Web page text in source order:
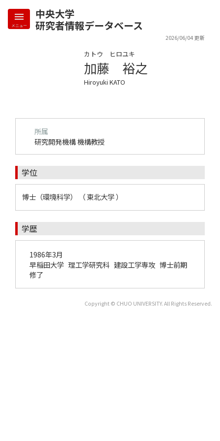
中央大学
研究者情報データベース
メニュー
2026/06/04 更新
カトウ ヒロユキ
加藤 裕之
Hiroyuki KATO
所属
研究開発機構 機構教授
学位
博士（環境科学） （ 東北大学 ）
学歴
1986年3月
早稲田大学 理工学研究科 建設工学専攻 博士前期
修了
Copyright © CHUO UNIVERSITY. All Rights Reserved.